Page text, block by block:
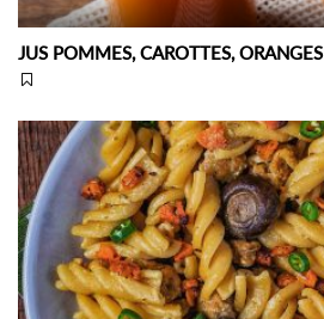
JUS POMMES, CAROTTES, ORANGES